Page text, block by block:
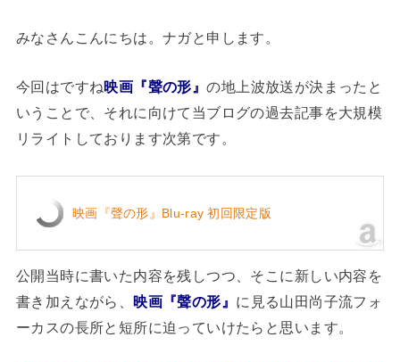
みなさんこんにちは。ナガと申します。
今回はですね映画『聲の形』の地上波放送が決まったと
いうことで、それに向けて当ブログの過去記事を大規模
リライトしております次第です。
映画『聲の形』Blu-ray 初回限定版
公開当時に書いた内容を残しつつ、そこに新しい内容を
書き加えながら、映画『聲の形』 に見る山田尚子流フォ
ーカスの長所と短所に迫っていけたらと思います。